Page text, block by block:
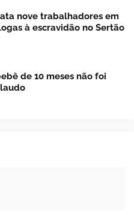
nove trabalhadores em
à escravidão no Sertão
de 10 meses não foi